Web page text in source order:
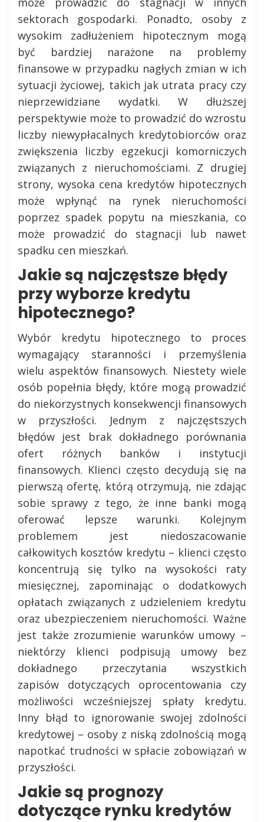
sektorach gospodarki. Ponadto, osoby z
wysokim zadłużeniem hipotecznym mogą
być bardziej narażone na problemy
finansowe w przypadku nagłych zmian w ich
sytuacji życiowej, takich jak utrata pracy czy
nieprzewidziane wydatki. W dłuższej
perspektywie może to prowadzić do wzrostu
liczby niewypłacalnych kredytobiorców oraz
zwiększenia liczby egzekucji komorniczych
związanych z nieruchomościami. Z drugiej
strony, wysoka cena kredytów hipotecznych
może wpłynąć na rynek nieruchomości
poprzez spadek popytu na mieszkania, co
może prowadzić do stagnacji lub nawet
spadku cen mieszkań.
Jakie są najczęstsze błędy
przy wyborze kredytu
hipotecznego?
Wybór kredytu hipotecznego to proces
wymagający staranności i przemyślenia
wielu aspektów finansowych. Niestety wiele
osób popełnia błędy, które mogą prowadzić
do niekorzystnych konsekwencji finansowych
w przyszłości. Jednym z najczęstszych
błędów jest brak dokładnego porównania
ofert różnych banków i instytucji
finansowych. Klienci często decydują się na
pierwszą ofertę, którą otrzymują, nie zdając
sobie sprawy z tego, że inne banki mogą
oferować lepsze warunki. Kolejnym
problemem jest niedoszacowanie
całkowitych kosztów kredytu – klienci często
koncentrują się tylko na wysokości raty
miesięcznej, zapominając o dodatkowych
opłatach związanych z udzieleniem kredytu
oraz ubezpieczeniem nieruchomości. Ważne
jest także zrozumienie warunków umowy –
niektórzy klienci podpisują umowy bez
dokładnego przeczytania wszystkich
zapisów dotyczących oprocentowania czy
możliwości wcześniejszej spłaty kredytu.
Inny błąd to ignorowanie swojej zdolności
kredytowej – osoby z niską zdolnością mogą
napotkać trudności w spłacie zobowiązań w
przyszłości.
Jakie są prognozy
dotyczące rynku kredytów